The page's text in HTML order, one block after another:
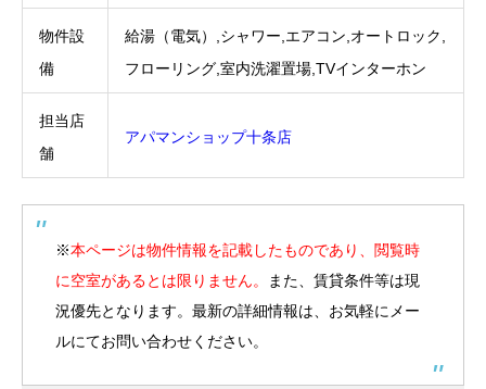
物件設
備
給湯（電気）,シャワー,エアコン,オートロック,
フローリング,室内洗濯置場,TVインターホン
担当店
舗
アパマンショップ十条店
※本ページは物件情報を記載したものであり、閲覧時
に空室があるとは限りません。
また、賃貸条件等は現
況優先となります。最新の詳細情報は、お気軽にメー
ルにてお問い合わせください。